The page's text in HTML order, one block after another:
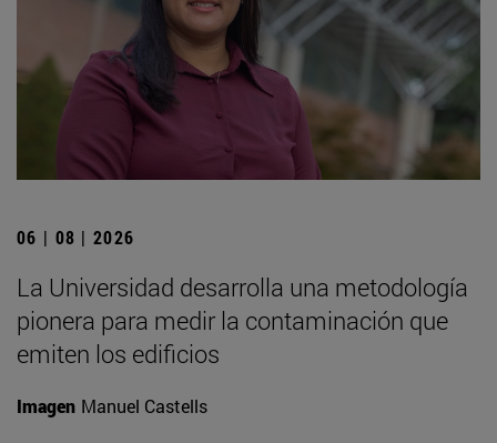
06 | 08 | 2026
La Universidad desarrolla una metodología
pionera para medir la contaminación que
emiten los edificios
Imagen Manuel Castells